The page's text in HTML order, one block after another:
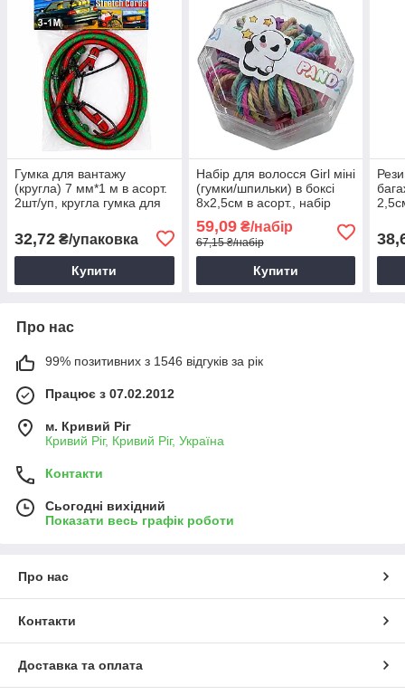
Гумка для вантажу
(кругла) 7 мм*1 м в асорт.
2шт/уп, кругла гумка для
32,72 ₴/упаковка
Купити
Набір для волосся Girl міні
(гумки/шпильки) в боксі
8х2,5см в асорт., набір
резинки
59,09₴/набір
67,15 ₴/набір
Купити
Про нас
99% позитивних з 1546 відгуків за рік
Працює з 07.02.2012
м. Кривий Ріг
Кривий Ріг, Кривий Ріг, Україна
Контакти
Сьогодні вихідний
Показати весь графік роботи
Про нас
Контакти
Доставка та оплата